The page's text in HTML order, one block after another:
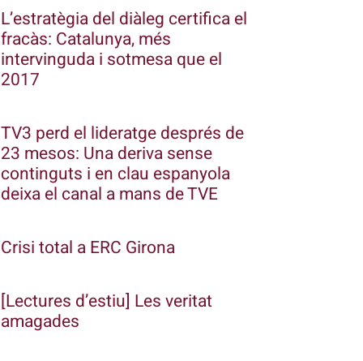
L’estratègia del diàleg certifica el
fracàs: Catalunya, més
intervinguda i sotmesa que el
2017
TV3 perd el lideratge després de
23 mesos: Una deriva sense
continguts i en clau espanyola
deixa el canal a mans de TVE
Crisi total a ERC Girona
[Lectures d’estiu] Les veritat
amagades